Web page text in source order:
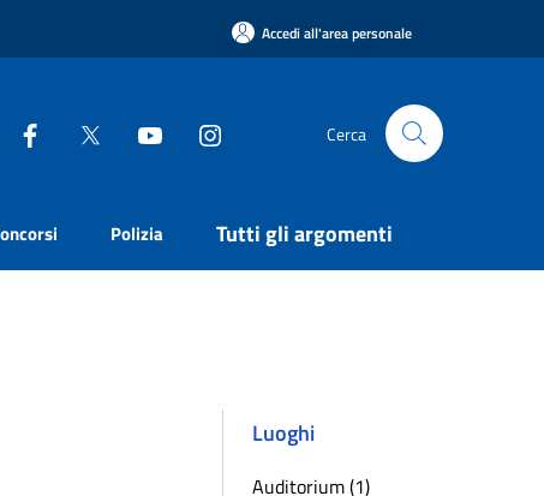
Accedi all'area personale
Cerca
Polizia Tutti gli argomenti
Luoghi
Auditorium (1)